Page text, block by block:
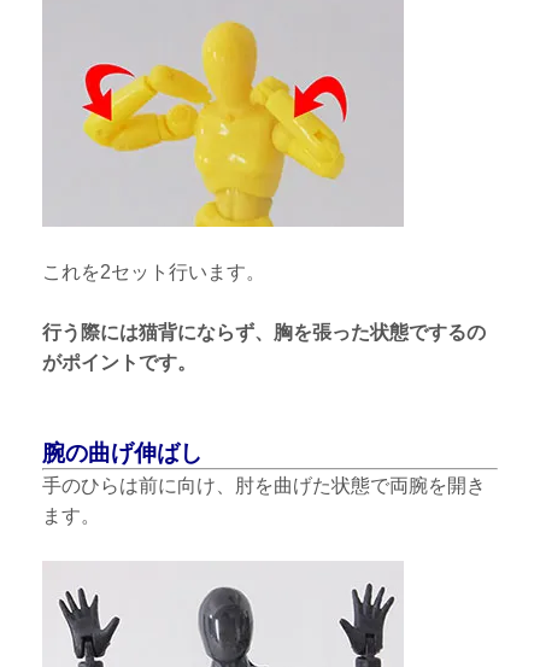
これを2セット行います。
行う際には猫背にならず、胸を張った状態でするの
がポイントです。
腕の曲げ伸ばし
手のひらは前に向け、肘を曲げた状態で両腕を開き
ます。